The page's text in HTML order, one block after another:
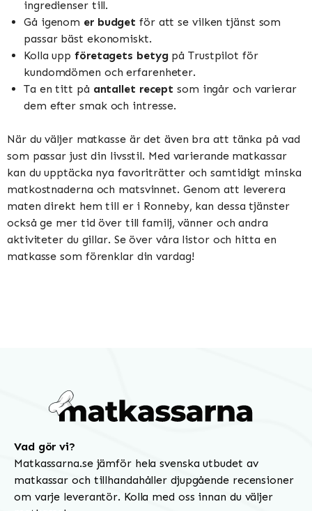
ingredienser till.
Gå igenom er budget för att se vilken tjänst som
passar bäst ekonomiskt.
Kolla upp företagets betygpå Trustpilot för
kundomdömen och erfarenheter.
Ta en titt på antallet recept som ingår och varierar
dem efter smak och intresse.
När du väljer matkasse är det även bra att tänka på vad
som passar just din livsstil. Med varierande matkassar
kan du upptäcka nya favoriträtter och samtidigt minska
matkostnaderna och matsvinnet. Genom att leverera
maten direkt hem till er i Ronneby, kan dessa tjänster
också ge mer tid över till familj, vänner och andra
aktiviteter du gillar. Se över våra listor och hitta en
matkasse som förenklar din vardag!
Vad gör vi?
Matkassarna.se jämför hela svenska utbudet av
matkassar och tillhandahåller djupgående recensioner
om varje leverantör. Kolla med oss innan du väljer